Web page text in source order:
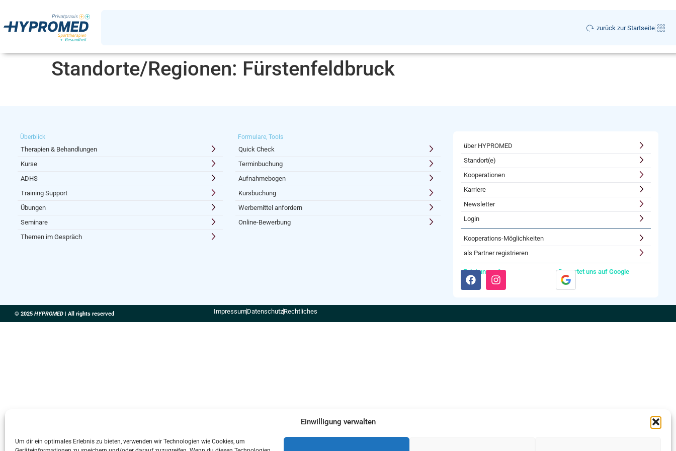
Einwilligung verwalten
Um dir ein optimales Erlebnis zu bieten, verwenden wir Technologien wie Cookies, um
zurück zur Startseite
Standorte/Regionen: Fürstenfeldbruck
Überblick
Therapien & Behandlungen
Kurse
ADHS
Training Support
Übungen
Seminare
Themen im Gespräch
Formulare, Tools
Quick Check
Terminbuchung
Aufnahmebogen
Kursbuchung
Werbemittel anfordern
Online-Bewerbung
über HYPROMED
Standort(e)
Kooperationen
Karriere
Newsletter
Login
Kooperations-Möglichkeiten
als Partner registrieren
Folgt uns auf: Bewertet uns auf Google
© 2025 HYPROMED | All rights reserved ImpressumDatenschutzRechtliches